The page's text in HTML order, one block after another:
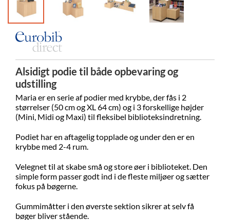
Alsidigt podie til både opbevaring og
udstilling
Maria er en serie af podier med krybbe, der fås i 2
størrelser (50 cm og XL 64 cm) og i 3 forskellige højder
(Mini, Midi og Maxi) til fleksibel biblioteksindretning.
Podiet har en aftagelig topplade og under den er en
krybbe med 2-4 rum.
Velegnet til at skabe små og store øer i biblioteket. Den
simple form passer godt ind i de fleste miljøer og sætter
fokus på bøgerne.
Gummimåtter i den øverste sektion sikrer at selv få
bøger bliver stående.